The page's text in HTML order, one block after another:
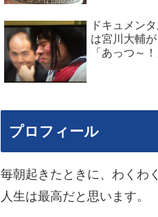
ドキュメン
は宮川大輔
「あっつ～
プロフィール
毎朝起きたときに、わくわ
人生は最高だと思います。